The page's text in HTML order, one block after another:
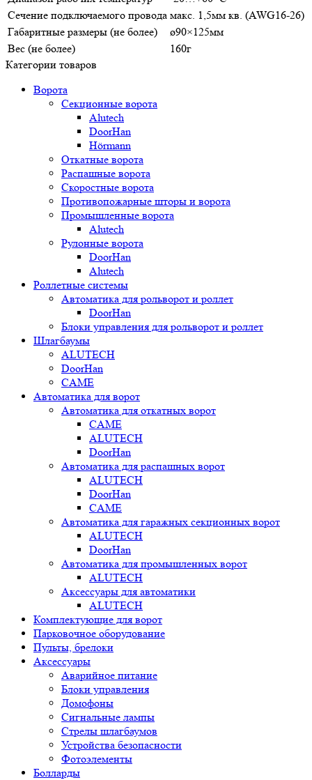
Сечение подключаемого провода макс. 1,5мм кв. (AWG16-26)
Габаритные размеры (не более)
ø90×125мм
Вес (не более)
160г
Категории товаров
Ворота
Секционные ворота
Alutech
DoorHan
Hörmann
Откатные ворота
Распашные ворота
Скоростные ворота
Противопожарные шторы и ворота
Промышленные ворота
Alutech
Рулонные ворота
DoorHan
Alutech
Роллетные системы
Автоматика для рольворот и роллет
DoorHan
Блоки управления для рольворот и роллет
Шлагбаумы
ALUTECH
DoorHan
CAME
Автоматика для ворот
Автоматика для откатных ворот
CAME
ALUTECH
DoorHan
Автоматика для распашных ворот
ALUTECH
DoorHan
CAME
Автоматика для гаражных секционных ворот
ALUTECH
DoorHan
Автоматика для промышленных ворот
ALUTECH
Аксессуары для автоматики
ALUTECH
Комплектующие для ворот
Парковочное оборудование
Пульты, брелоки
Аксессуары
Аварийное питание
Блоки управления
Домофоны
Сигнальные лампы
Стрелы шлагбаумов
Устройства безопасности
Фотоэлементы
Болларды